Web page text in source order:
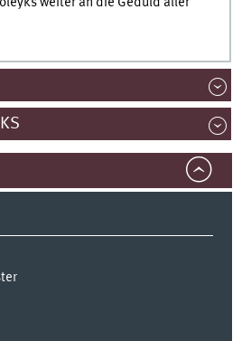
weiter an die Geduld aller